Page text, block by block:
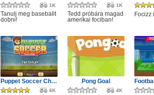
1K
Tanulj meg baseballt
dobni!
1K
Tedd próbára magad
amerikai fociban!
Focizz
Puppet Soccer Challenge
6K
Pong Goal
4K